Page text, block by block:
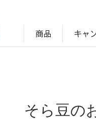
商品 キャ
そら豆の